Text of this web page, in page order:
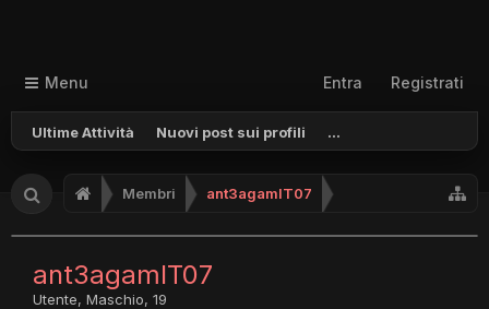
Menu
Ultime Attività Nuovi post sui profili ...
Entra Registrati
Membri ant3agamIT07
ant3agamIT07
Utente, Maschio, 19